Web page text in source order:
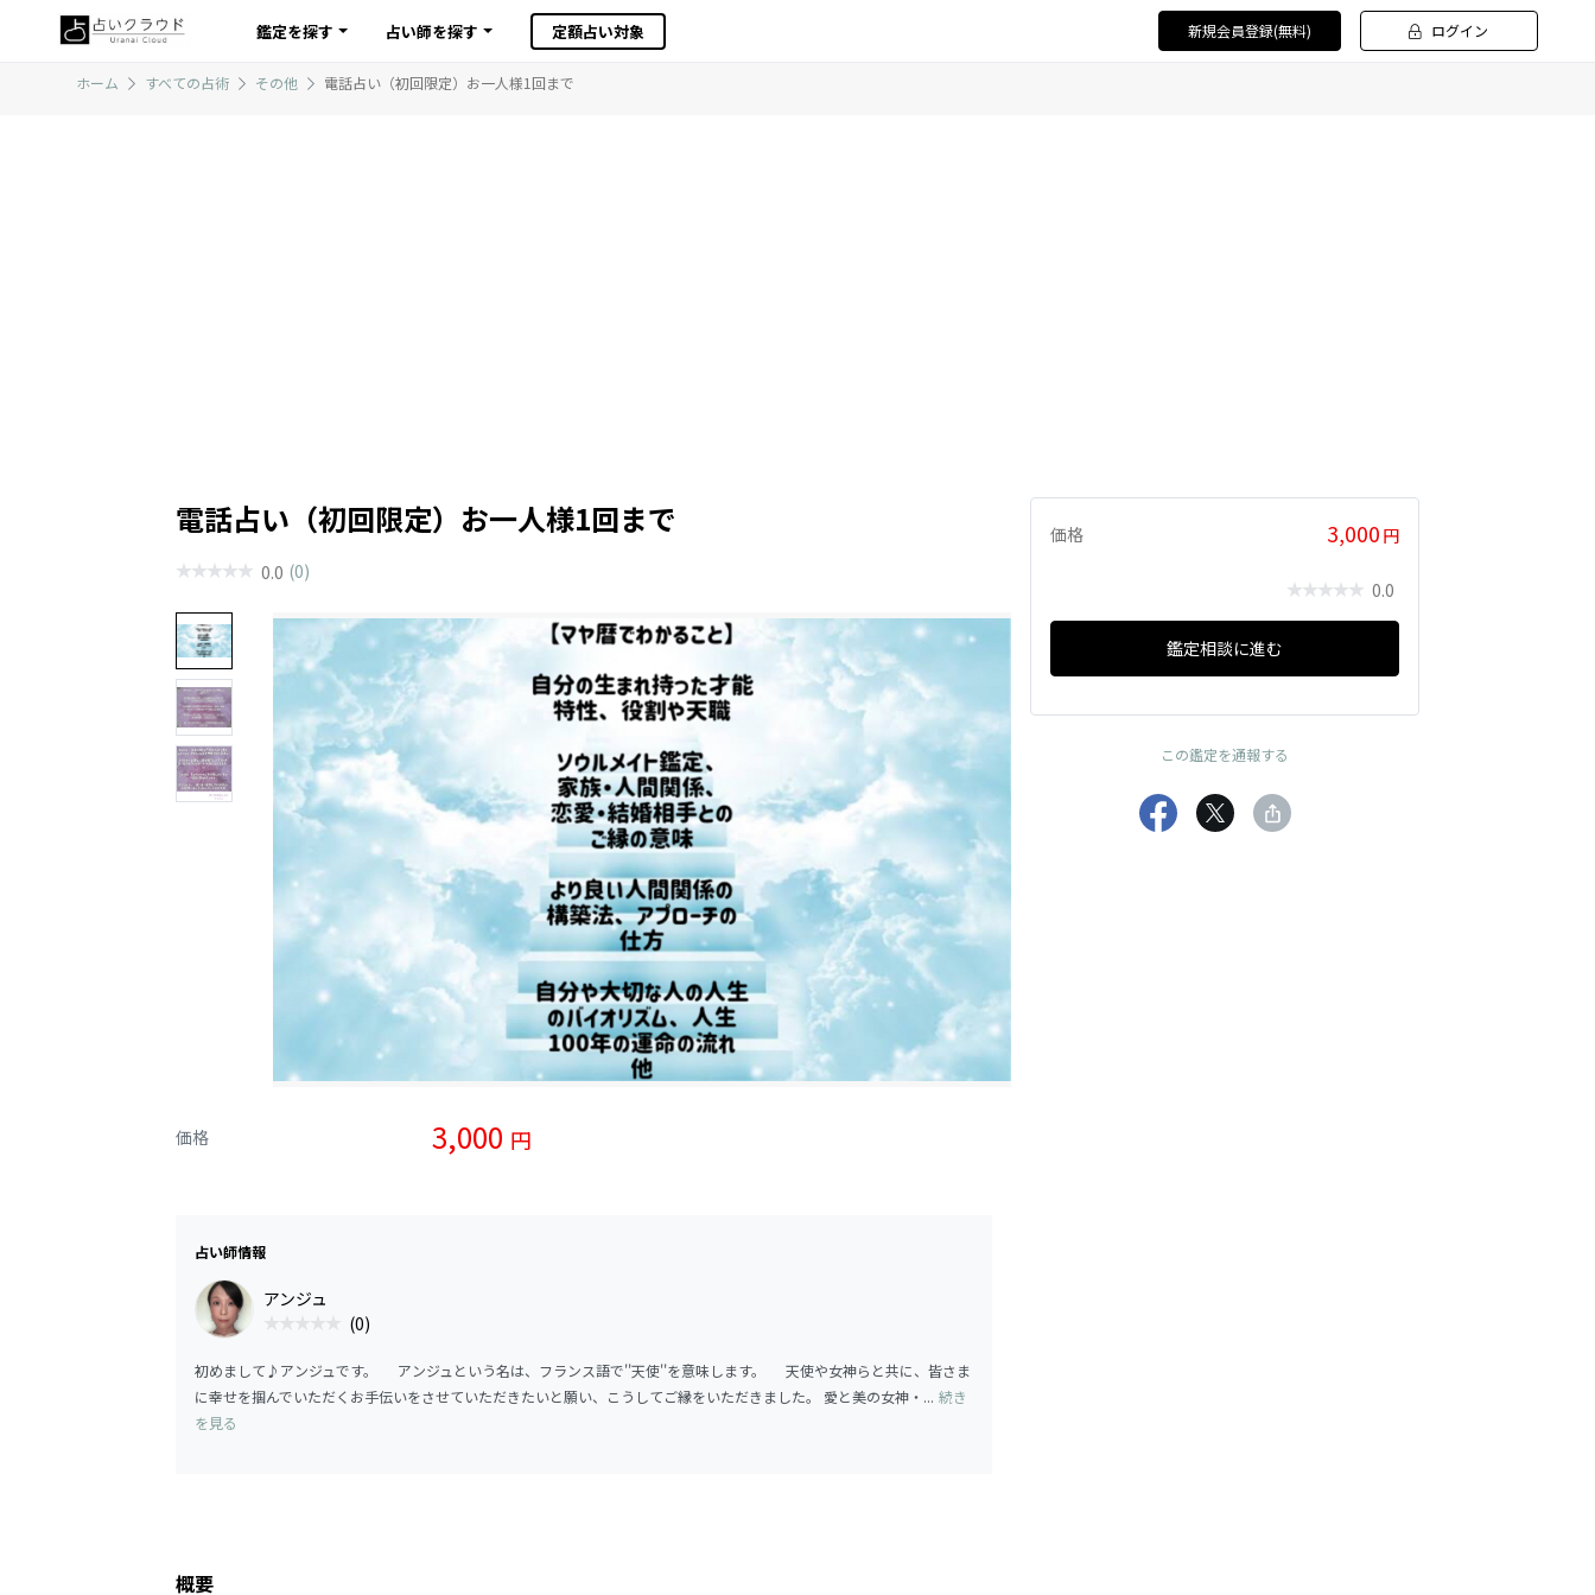
鑑定を探す 占い師を探す 定額占い対象 新規会員登録(無料) ログイン
ホーム すべての占術 その他 電話占い（初回限定）お一人様1回まで
電話占い（初回限定）お一人様1回まで
0.0 (0)
価格 3,000 円
占い師情報
アンジュ
(0)
初めまして♪アンジュです。 アンジュという名は、フランス語で''天使''を意味します。 天使や女神らと共に、皆さま
に幸せを掴んでいただくお手伝いをさせていただきたいと願い、こうしてご縁をいただきました。 愛と美の女神・... 続き
を見る
概要
価格 3,000 円
0.0
鑑定相談に進む
この鑑定を通報する